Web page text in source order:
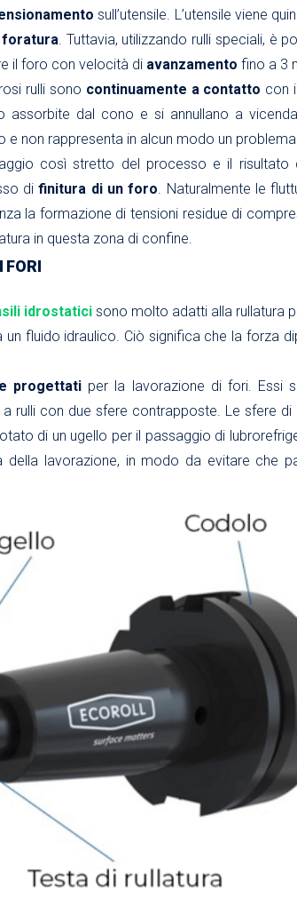
sull’utensile. L’utensile viene
foratura. Tuttavia, utilizzando rulli speciali, è
il foro con velocità di avanzamento fino a 3
rulli sono continuamente a contatto con
dal cono e si annullano a
non rappresenta in alcun modo un
così stretto del processo e il
difinitura di un foro. Naturalmente le
la formazione di tensioni residue di
in questa zona di confine.
FORI
idrostaticisono molto adatti alla rullatura
fluido idraulico. Ciò significa che la forza
progettati per la lavorazione di fori. Essi
rulli con due sfere contrapposte. Le sfere
di un ugello per il passaggio di
della lavorazione, in modo da evitare che